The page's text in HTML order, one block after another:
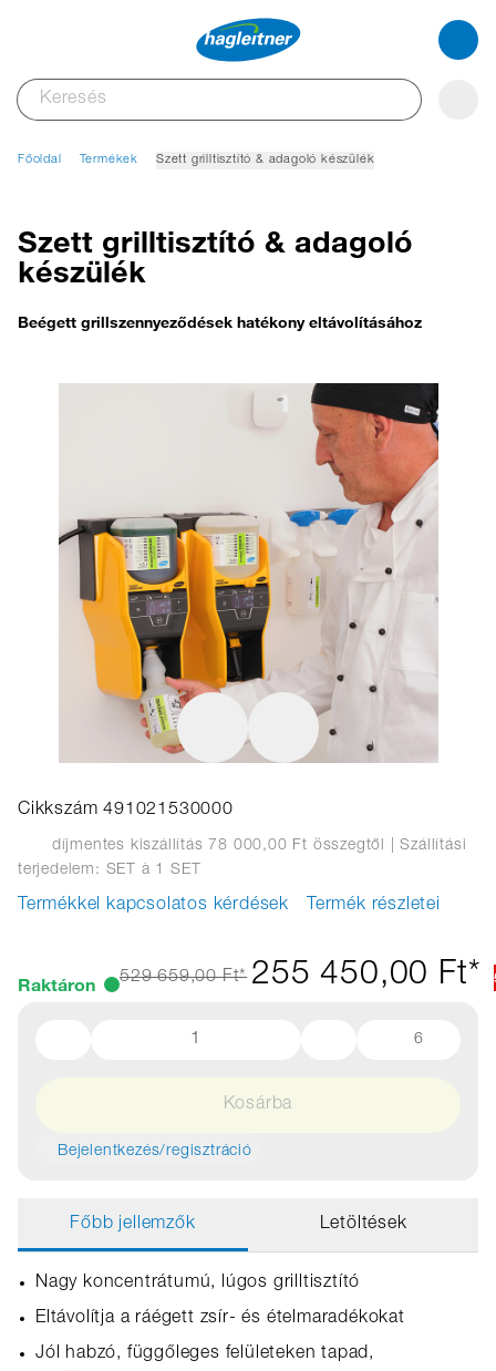
Főoldal Termékek Szett grilltisztító & adagoló készülék
Szett grilltisztító & adagoló
készülék
Beégett grillszennyeződések hatékony eltávolításához
Cikkszám 491021530000
díjmentes kiszállítás 78 000,00 Ft összegtől
| Szállítási
terjedelem: SET
à 1 SET
Termékkel kapcsolatos kérdések Termék részletei
Raktáron 529 659,00 Ft* 255 450,00 Ft*
6
Kosárba
Bejelentkezés/regisztráció
Főbb jellemzők Letöltések
Nagy koncentrátumú, lúgos grilltisztító
Eltávolítja a ráégett zsír- és ételmaradékokat
Jól habzó, függőleges felületeken tapad,